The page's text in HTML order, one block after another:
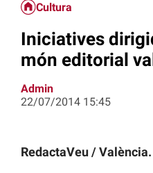
Cultura
Iniciatives
món editorial
Admin
22/07/2014 15:45
RedactaVeu / València.